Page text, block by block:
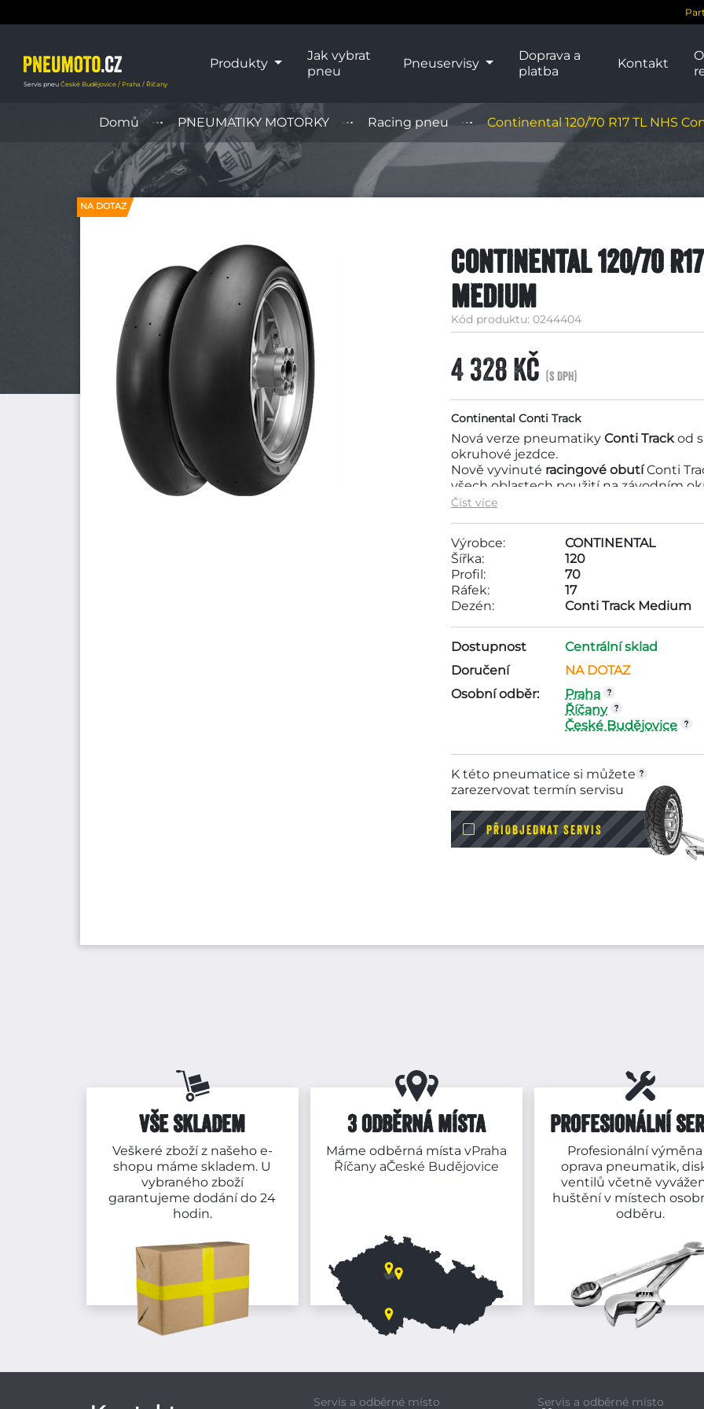
Servis pneu České Budějovice / Praha / Říčany
Produkty
Jak vybrat
pneu
Pneuservisy
Doprava a
platba
Kontakt
Domů PNEUMATIKY MOTORKY Racing pneu Continental 120/70 R17 TL NHS
NA DOTAZ
Continental 120/70
Medium
Kód produktu: 0244404
4 328 Kč (s DPH)
Continental Conti Track
Nová verze pneumatiky Conti Trackod
okruhové jezdce.
Nově vyvinuté racingové obutíConti
všech oblastech použití na závodním
atraktivnější ve všech parametrech. Díky
může pochlubit také ještě lepší výdrží.
zpětnou vazbu. Zažijte novou dimenzi
pneumatikou Conti Track!
Motopneu Continental 120/70 R17 TL
kategorie pneumatik do 5000Kč . Tato
CONTINENTAL. Rozměry pneumatiky
Číst více
Výrobce:
CONTINENTAL
Šířka:
120
Profil:
70
Ráfek:
17
Dezén:
Conti Track Medium
Dostupnost
Centrální sklad
Doručení
NA DOTAZ
Osobní odběr:
Praha
Říčany
České Budějovice
K této pneumatice si můžete
zarezervovat termín servisu
PŘIOBJEDNAT SERVIS
VŠE SKLADEM
Veškeré zboží z našeho e-
shopu máme skladem. U
vybraného zboží
garantujeme dodání do 24
hodin.
3 ODBĚRNÁ MÍSTA
Máme odběrná místa vPraha
ŘíčanyaČeské Budějovice
PROFESIONÁLNÍ
Profesionální výměna
oprava pneumatik,
ventilů včetně
huštění v místech
odběru.
Servis a odběrné místo Servis a odběrné místo